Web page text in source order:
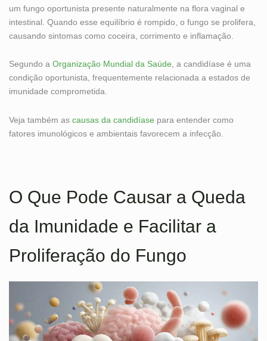
um fungo oportunista presente naturalmente na flora vaginal e
intestinal. Quando esse equilíbrio é rompido, o fungo se prolifera,
causando sintomas como coceira, corrimento e inflamação.
Segundo a Organização Mundial da Saúde, a candidíase é uma
condição oportunista, frequentemente relacionada a estados de
imunidade comprometida.
Veja também as causas da candidíase para entender como
fatores imunológicos e ambientais favorecem a infecção.
O Que Pode Causar a Queda
da Imunidade e Facilitar a
Proliferação do Fungo